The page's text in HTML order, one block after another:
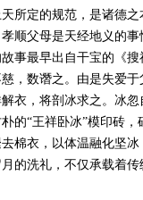
所定的规范，是诸德
顺父母是天经地义的
事最早出自干宝的《
，数谮之。由是失爱
衣，将剖冰求之。冰
的“王祥卧冰”模印砖
棉衣，以体温融化坚
的洗礼，不仅承载着